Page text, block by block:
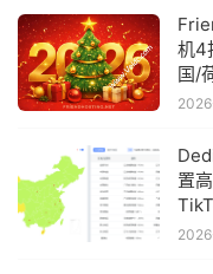
机4
国/
置